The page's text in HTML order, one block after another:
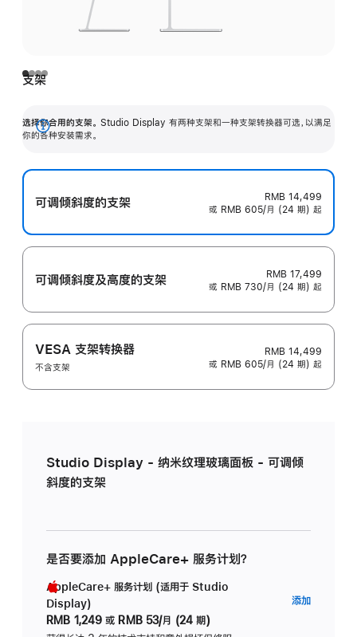
支架
选择你合用的支架。 Studio Display 有两种支架和一种支架转换器可选，以满足
你的各种安装需求。
展
可调倾斜度的支架
RMB 14,499
或 RMB 605/月 (24 期) 起
可调倾斜度及高‍度的支‍架
RMB 17,499
或 RMB 730/月 (24 期) 起
VESA 支架转换器
不含支架
RMB 14,499
或 RMB 605/月 (24 期) 起
Studio Display - 纳米纹理玻璃面板 - 可调倾
斜度的支架
是否要添加 AppleCare+ 服务计划？
AppleCare+ 服务计划 (适用于 Studio
Display)
RMB 1,249 或 RMB 53/月 (24 期)
添加